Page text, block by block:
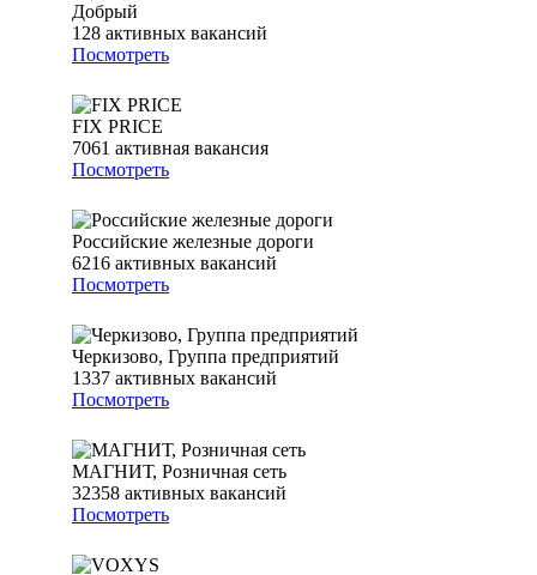
Добрый
128 активных вакансий
Посмотреть
FIX PRICE
7061 активная вакансия
Посмотреть
Российские железные дороги
6216 активных вакансий
Посмотреть
Черкизово, Группа предприятий
1337 активных вакансий
Посмотреть
МАГНИТ, Розничная сеть
32358 активных вакансий
Посмотреть